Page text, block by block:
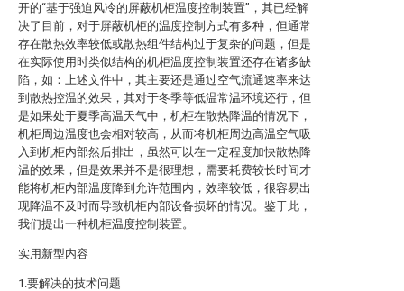
开的“基于强迫风冷的屏蔽机柜温度控制装置”，其已经解
决了目前，对于屏蔽机柜的温度控制方式有多种，但通常
存在散热效率较低或散热组件结构过于复杂的问题，但是
在实际使用时类似结构的机柜温度控制装置还存在诸多缺
陷，如：上述文件中，其主要还是通过空气流通速率来达
到散热控温的效果，其对于冬季等低温常温环境还行，但
是如果处于夏季高温天气中，机柜在散热降温的情况下，
机柜周边温度也会相对较高，从而将机柜周边高温空气吸
入到机柜内部然后排出，虽然可以在一定程度加快散热降
温的效果，但是效果并不是很理想，需要耗费较长时间才
能将机柜内部温度降到允许范围内，效率较低，很容易出
现降温不及时而导致机柜内部设备损坏的情况。鉴于此，
我们提出一种机柜温度控制装置。
实用新型内容
1.要解决的技术问题